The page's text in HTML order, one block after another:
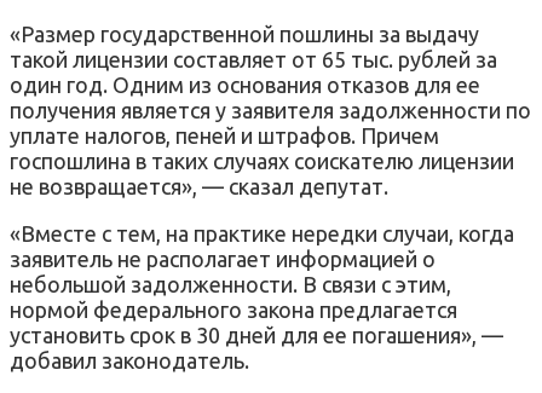
«Размер государственной пошлины за выдачу
такой лицензии составляет от 65 тыс. рублей за
один год. Одним из основания отказов для ее
получения является у заявителя задолженности по
уплате налогов, пеней и штрафов. Причем
госпошлина в таких случаях соискателю лицензии
не возвращается», — сказал депутат.
«Вместе с тем, на практике нередки случаи, когда
заявитель не располагает информацией о
небольшой задолженности. В связи с этим,
нормой федерального закона предлагается
установить срок в 30 дней для ее погашения», —
добавил законодатель.